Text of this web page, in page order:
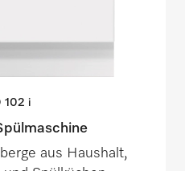
102 i
aus Haushalt,